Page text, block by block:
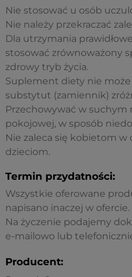
Nie stosować u osób
Nie należy przekraczać
Dla utrzymania
stosować zrównoważony
zdrowy tryb życia.
Suplement diety nie
substytut (zamiennik)
Przechowywać w
pokojowej, w sposób
Nie zaleca się kobietom w
dzieciom.
Termin przydatności:
Wszystkie oferowane
napisano inaczej w ofercie.
Na życzenie podajemy
e-mailowo lub
Producent: